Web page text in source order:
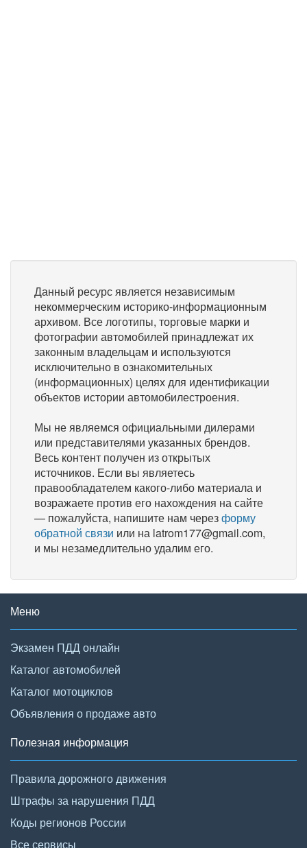
Данный ресурс является независимым
некоммерческим историко-информационным
архивом. Все логотипы, торговые марки и
фотографии автомобилей принадлежат их
законным владельцам и используются
исключительно в ознакомительных
(информационных) целях для идентификации
объектов истории автомобилестроения.
Мы не являемся официальными дилерами
или представителями указанных брендов.
Весь контент получен из открытых
источников. Если вы являетесь
правообладателем какого-либо материала и
возражаете против его нахождения на сайте
— пожалуйста, напишите нам черезформу
обратной связи или на latrom177@gmail.com,
и мы незамедлительно удалим его.
Меню
Экзамен ПДД онлайн
Каталог автомобилей
Каталог мотоциклов
Объявления о продаже авто
Полезная информация
Правила дорожного движения
Штрафы за нарушения ПДД
Коды регионов России
Все сервисы